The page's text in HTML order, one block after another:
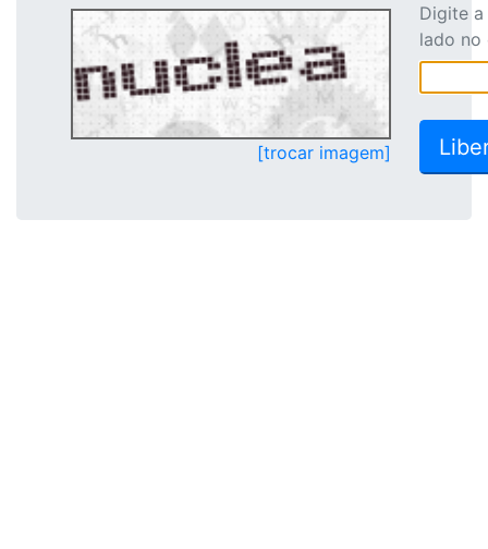
[trocar imagem]
Digite
lado no